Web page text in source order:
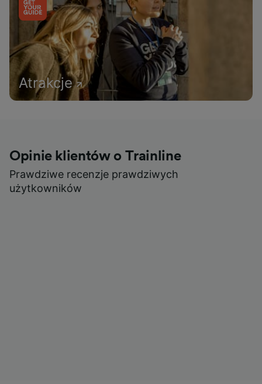
Atrakcje
Opinie klientów o Trainline
Prawdziwe recenzje prawdziwych
użytkowników